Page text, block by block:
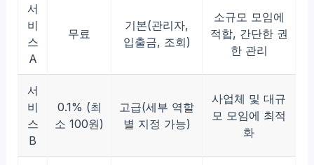
서
비
스
A
무료
기본(관리자,
입출금, 조회)
소규모 모임에
적합, 간단한 권
한 관리
서
비
스
B
0.1% (최
소 100원)
고급(세부 역할
별 지정 가능)
사업체 및 대규
모 모임에 최적
화